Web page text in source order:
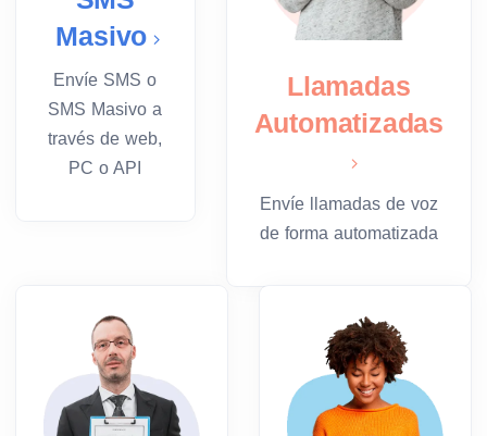
Masivo
Envíe SMS o
SMS Masivo a
través de web,
PC o API
Llamadas
Automatizadas
Envíe llamadas de voz
de forma automatizada